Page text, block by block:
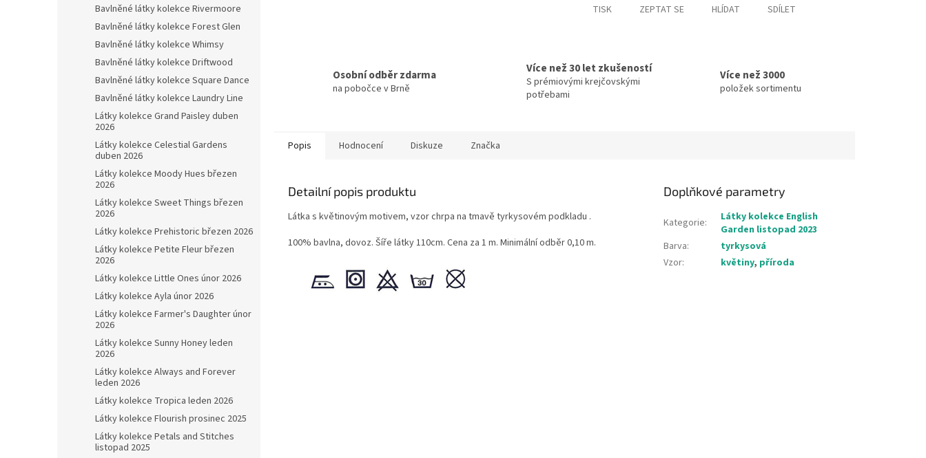
Bavlněné látky kolekce Rivermoore
Bavlněné látky kolekce Forest Glen
Bavlněné látky kolekce Whimsy
Bavlněné látky kolekce Driftwood
Bavlněné látky kolekce Square Dance
Bavlněné látky kolekce Laundry Line
Látky kolekce Grand Paisley duben
2026
Látky kolekce Celestial Gardens
duben 2026
Látky kolekce Moody Hues březen
2026
Látky kolekce Sweet Things březen
2026
Látky kolekce Prehistoric březen 2026
Látky kolekce Petite Fleur březen
2026
Látky kolekce Little Ones únor 2026
Látky kolekce Ayla únor 2026
Látky kolekce Farmer's Daughter únor
2026
Látky kolekce Sunny Honey leden
2026
Látky kolekce Always and Forever
leden 2026
Látky kolekce Tropica leden 2026
Látky kolekce Flourish prosinec 2025
Látky kolekce Petals and Stitches
listopad 2025
TISK ZEPTAT SE HLÍDAT SDÍLET
Osobní odběr zdarma
na pobočce v Brně
Více než 30 let zkušeností
S prémiovými krejčovskými
potřebami
Více než 3000
položek sortimentu
Popis Hodnocení Diskuze Značka
Detailní popis produktu
Látka s květinovým motivem, vzor chrpa na tmavě tyrkysovém podkladu .
100% bavlna, dovoz. Šíře látky 110cm. Cena za 1 m. Minimální odběr 0,10 m.
Doplňkové parametry
Kategorie:
Látky kolekce English
Garden listopad 2023
Barva:
tyrkysová
Vzor: květiny, příroda